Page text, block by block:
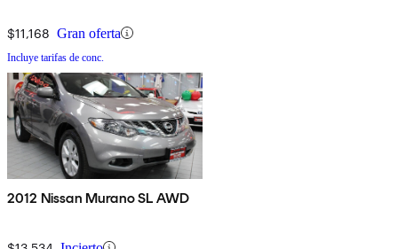
$11,168 Gran oferta
Incluye tarifas de conc.
2012 Nissan Murano SL AWD